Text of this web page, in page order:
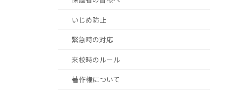
いじめ防止
緊急時の対応
来校時のルール
著作権について